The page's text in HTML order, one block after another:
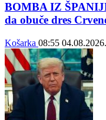
BOMBA IZ
da obuče dres
Košarka 08:55 04.08.2026.